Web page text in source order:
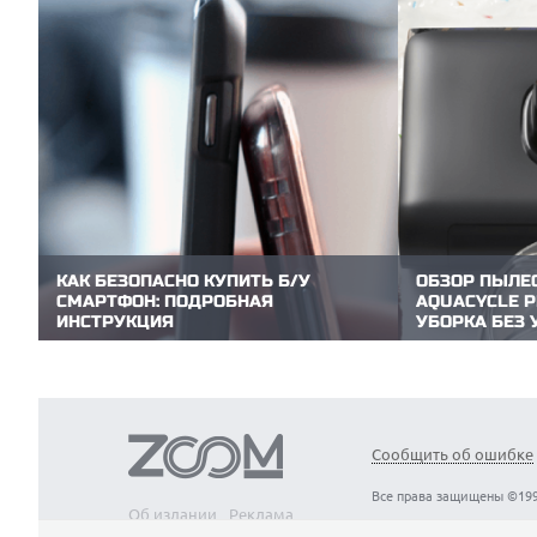
КАК БЕЗОПАСНО КУПИТЬ Б/У
СМАРТФОН: ПОДРОБНАЯ
ИНСТРУКЦИЯ
Покупка б/у смартфона — это поиск
15 минут объективно оценить состояние
аппарата и избежать дорогостоящих...
ОБЗОР
УБОРКА БЕЗ
В линейке
уборки.
фильтрацией!
Об издании
Реклама
Сообщить об ошибке
Все права защищены